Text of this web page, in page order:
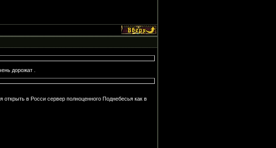
дорожат .
в Росси сервер полноценного Поднебесья как в